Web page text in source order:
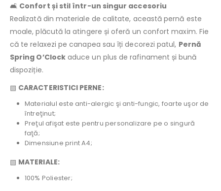
🛋️ Confort și stil într-un singur accesoriu
Realizată din materiale de calitate, această pernă este
moale, plăcută la atingere și oferă un confort maxim. Fie
că te relaxezi pe canapea sau îți decorezi patul, Pernă
Spring O’Clockaduce un plus de rafinament și bună
dispoziție.
▧ CARACTERISTICI PERNE:
Materialul este anti-alergic şi anti-fungic, foarte uşor de
întreţinut;
Preţul afişat este pentru personalizare pe o singură
faţă;
Dimensiune print A4;
▧ MATERIALE:
100% Poliester;